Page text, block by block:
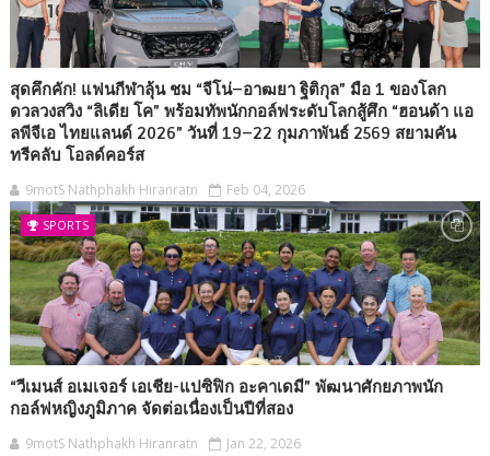
สุดคึกคัก! แฟนกีฬาลุ้น ชม “จีโน่–อาฒยา ฐิติกุล” มือ 1 ของโลก
ดวลวงสวิง “ลิเดีย โค” พร้อมทัพนักกอล์ฟระดับโลกสู้ศึก “ฮอนด้า แอ
ลพีจีเอ ไทยแลนด์ 2026” วันที่ 19–22 กุมภาพันธ์ 2569 สยามคัน
ทรีคลับ โอลด์คอร์ส
9motS Nathphakh Hiranratn Feb 04, 2026
SPORTS
“วีเมนส์ อเมเจอร์ เอเชีย-แปซิฟิก อะคาเดมี” พัฒนาศักยภาพนัก
กอล์ฟหญิงภูมิภาค จัดต่อเนื่องเป็นปีที่สอง
9motS Nathphakh Hiranratn Jan 22, 2026